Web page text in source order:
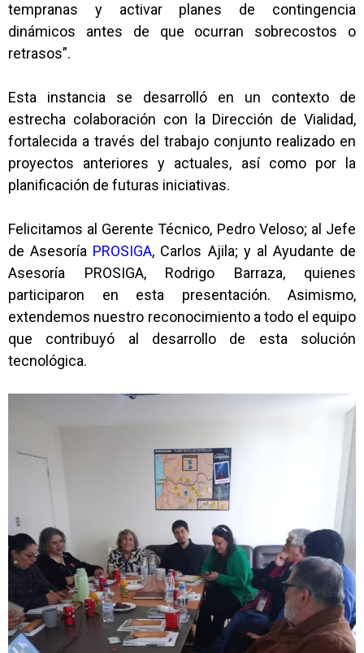
tempranas y activar planes de contingencia
dinámicos antes de que ocurran sobrecostos o
retrasos”.
Esta instancia se desarrolló en un contexto de
estrecha colaboración con la Dirección de Vialidad,
fortalecida a través del trabajo conjunto realizado en
proyectos anteriores y actuales, así como por la
planificación de futuras iniciativas.
Felicitamos al Gerente Técnico, Pedro Veloso; al Jefe
de Asesoría PROSIGA, Carlos Ajila; y al Ayudante de
Asesoría PROSIGA, Rodrigo Barraza, quienes
participaron en esta presentación. Asimismo,
extendemos nuestro reconocimiento a todo el equipo
que contribuyó al desarrollo de esta solución
tecnológica.